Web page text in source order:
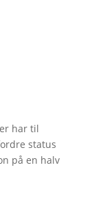
har til
status
på en halv